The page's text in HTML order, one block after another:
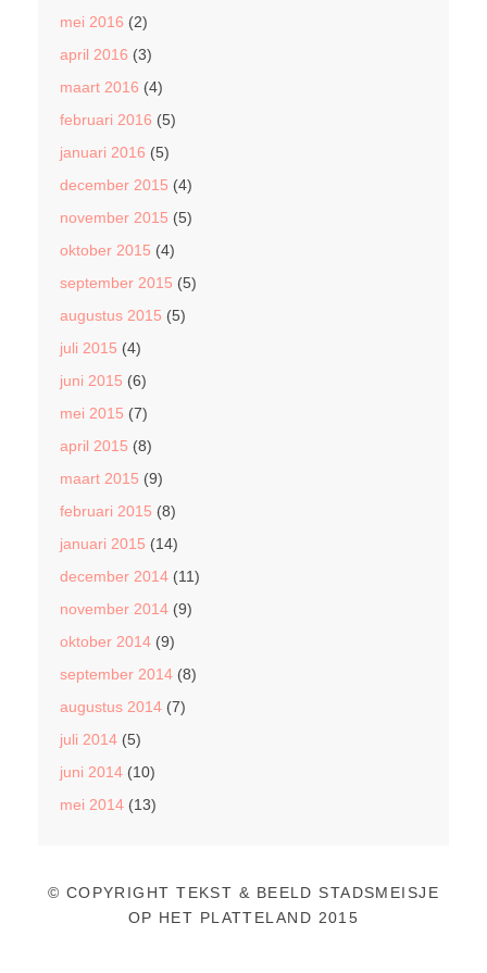
mei 2016 (2)
april 2016 (3)
maart 2016 (4)
februari 2016 (5)
januari 2016 (5)
december 2015 (4)
november 2015 (5)
oktober 2015 (4)
september 2015 (5)
augustus 2015 (5)
juli 2015 (4)
juni 2015 (6)
mei 2015 (7)
april 2015 (8)
maart 2015 (9)
februari 2015 (8)
januari 2015 (14)
december 2014(11)
november 2014(9)
oktober 2014(9)
september 2014(8)
augustus 2014(7)
juli 2014(5)
juni 2014(10)
mei 2014(13)
© COPYRIGHT TEKST & BEELD STADSMEISJE
OP HET PLATTELAND 2015